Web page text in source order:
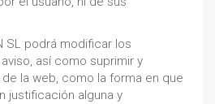
SL podrá modificar los
así como suprimir y
la web, como la forma en que
justificación alguna y